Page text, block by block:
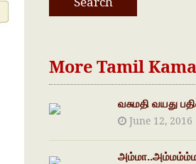
More Tamil
வசுமதி வயது
June 12, 2016